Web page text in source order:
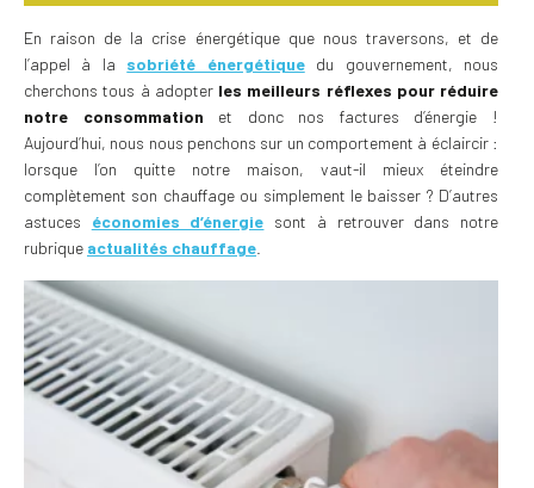
En raison de la crise énergétique que nous traversons, et de
l’appel à la sobriété énergétiquedu gouvernement, nous
cherchons tous à adopter les meilleurs réflexes pour réduire
notre consommation et donc nos factures d’énergie !
Aujourd’hui, nous nous penchons sur un comportement à éclaircir :
lorsque l’on quitte notre maison, vaut-il mieux éteindre
complètement son chauffage ou simplement le baisser ? D’autres
astuces économies d’énergie sont à retrouver dans notre
rubrique actualités chauffage